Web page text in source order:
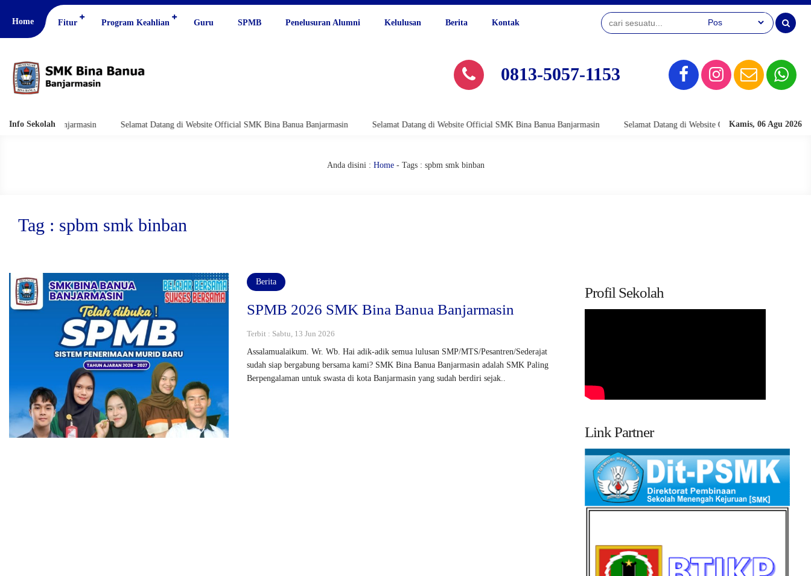
Home Fitur Program Keahlian Guru SPMB Penelusuran Alumni Kelulusan Berita Kontak
0813-5057-1153
Info Sekolah Kamis, 06 Agu 2026
Banua Banjarmasin Selamat Datang di Website Official SMK Bina Banua Banjarmasin Selamat Datang di Website Official SMK Bina Banua Banjarmasin Selamat Datang di Website Official SMK Bina Banua
Anda disini : Home- Tags : spbm smk binban
Tag : spbm smk binban
Berita
SPMB 2026 SMK Bina Banua Banjarmasin
Terbit : Sabtu, 13 Jun 2026
Assalamualaikum. Wr. Wb. Hai adik-adik semua lulusan SMP/MTS/Pesantren/Sederajat
sudah siap bergabung bersama kami? SMK Bina Banua Banjarmasin adalah SMK Paling
Berpengalaman untuk swasta di kota Banjarmasin yang sudah berdiri sejak..
Profil Sekolah
Link Partner